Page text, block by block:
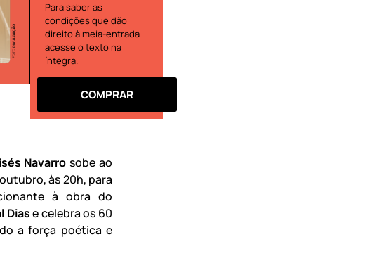
Para saber as
condições que dão
direito à meia-entrada
acesse o texto na
íntegra.
COMPRAR
Navarro sobe ao
às 20h, para
à obra do
Diase celebra os 60
a força poética e